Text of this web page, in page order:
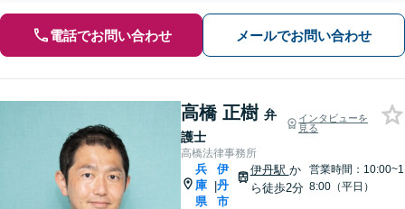
電話でお問い合わせ メールでお問い合わせ
高橋 正樹 弁
護士
インタビューを
見る
高橋法律事務所
兵
庫
県
|
伊
丹
市
伊丹駅 か
ら徒歩2分
営業時間：10:00~1
8:00（平日）